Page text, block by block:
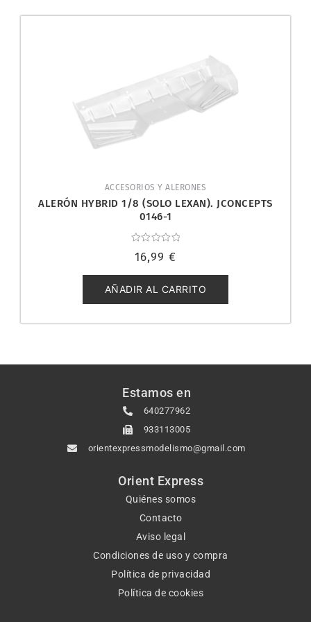
ACCESORIOS Y ALERONES
ALERÓN HYBRID 1/8 (SOLO LEXAN). JCONCEPTS
0146-1
con
de
5
16,99 €
AÑADIR AL CARRITO
Estamos en
640277962
933113005
orientexpressmodelismo@gmail.com
Orient Express
Quiénes somos
Contacto
Aviso legal
Condiciones de uso y compra
Política de privacidad
Política de cookies